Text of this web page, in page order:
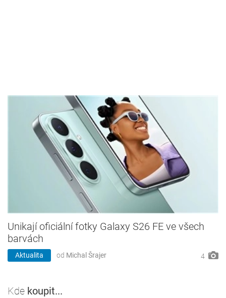
Unikají oficiální fotky Galaxy S26 FE ve všech
barvách
Aktualita od Michal Šrajer 4
Kde koupit...